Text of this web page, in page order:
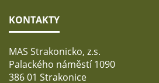
KONTAKTY
MAS Strakonicko, z.s.
Palackého náměstí 1090
386 01 Strakonice